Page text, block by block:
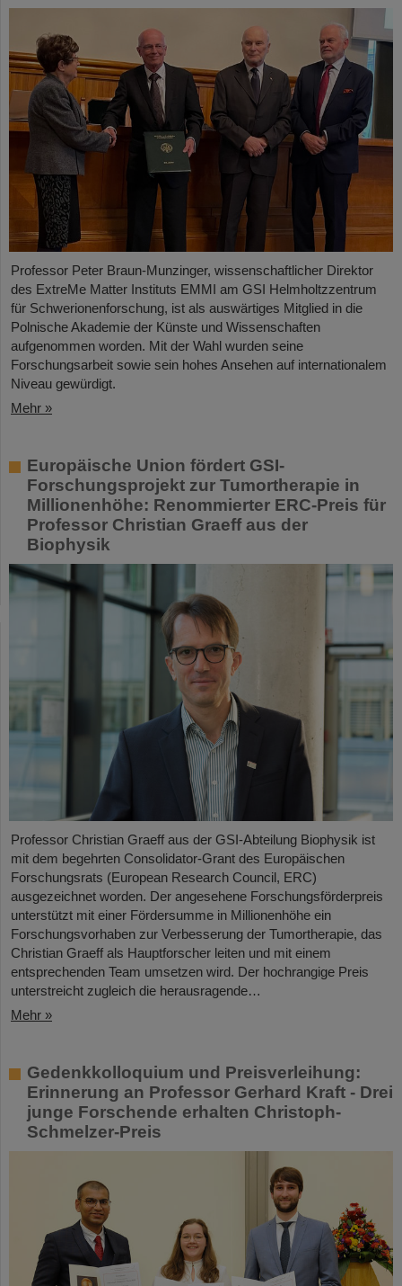
Professor Peter Braun-Munzinger, wissenschaftlicher Direktor
des ExtreMe Matter Instituts EMMI am GSI Helmholtzzentrum
für Schwerionenforschung, ist als auswärtiges Mitglied in die
Polnische Akademie der Künste und Wissenschaften
aufgenommen worden. Mit der Wahl wurden seine
Forschungsarbeit sowie sein hohes Ansehen auf internationalem
Niveau gewürdigt.
Mehr »
Europäische Union fördert GSI-
Forschungsprojekt zur Tumortherapie in
Millionenhöhe: Renommierter ERC-Preis für
Professor Christian Graeff aus der
Biophysik
Professor Christian Graeff aus der GSI-Abteilung Biophysik ist
mit dem begehrten Consolidator-Grant des Europäischen
Forschungsrats (European Research Council, ERC)
ausgezeichnet worden. Der angesehene Forschungsförderpreis
unterstützt mit einer Fördersumme in Millionenhöhe ein
Forschungsvorhaben zur Verbesserung der Tumortherapie, das
Christian Graeff als Hauptforscher leiten und mit einem
entsprechenden Team umsetzen wird. Der hochrangige Preis
unterstreicht zugleich die herausragende…
Mehr »
Gedenkkolloquium und Preisverleihung:
Erinnerung an Professor Gerhard Kraft - Drei
junge Forschende erhalten Christoph-
Schmelzer-Preis